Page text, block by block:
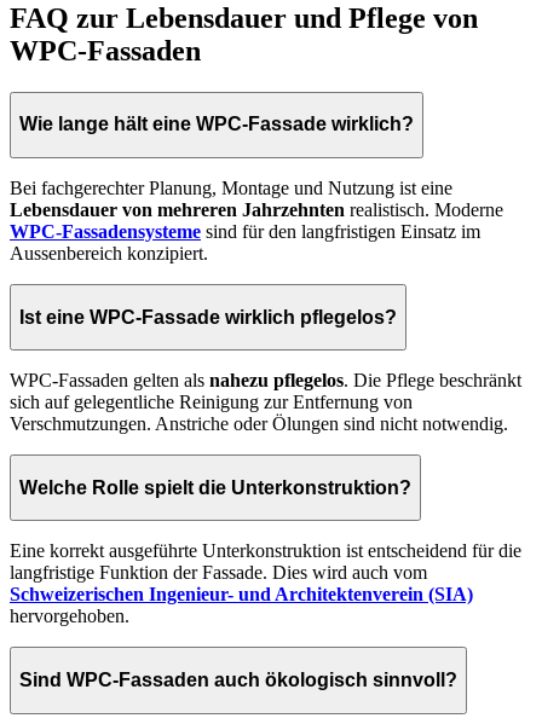
FAQ zur Lebensdauer und Pflege von
WPC-Fassaden
Wie lange hält eine WPC-Fassade wirklich?
Bei fachgerechter Planung, Montage und Nutzung ist eine
Lebensdauer von mehreren Jahrzehnten realistisch. Moderne
WPC-Fassadensysteme sind für den langfristigen Einsatz im
Aussenbereich konzipiert.
Ist eine WPC-Fassade wirklich pflegelos?
WPC-Fassaden gelten als nahezu pflegelos. Die Pflege beschränkt
sich auf gelegentliche Reinigung zur Entfernung von
Verschmutzungen. Anstriche oder Ölungen sind nicht notwendig.
Welche Rolle spielt die Unterkonstruktion?
Eine korrekt ausgeführte Unterkonstruktion ist entscheidend für die
langfristige Funktion der Fassade. Dies wird auch vom
Schweizerischen Ingenieur- und Architektenverein (SIA)
hervorgehoben.
Sind WPC-Fassaden auch ökologisch sinnvoll?